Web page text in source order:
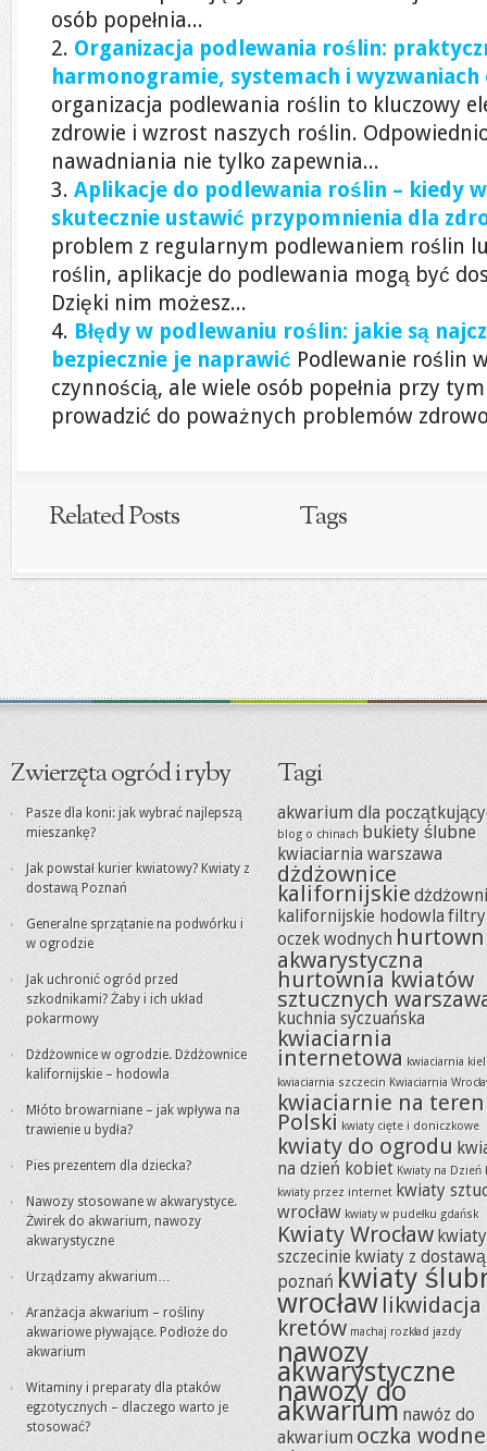
osób popełnia...
Organizacja podlewania roślin:
harmonogramie, systemach i
organizacja podlewania roślin to kluczowy
zdrowie i wzrost naszych roślin.
nawadniania nie tylko zapewnia...
Aplikacje do podlewania roślin – kiedy
skutecznie ustawić przypomnienia dla
problem z regularnym podlewaniem roślin
roślin, aplikacje do podlewania mogą być
Dzięki nim możesz...
Błędy w podlewaniu roślin: jakie są
bezpiecznie je naprawić Podlewanie roślin
czynnością, ale wiele osób popełnia przy
prowadzić do poważnych problemów
Related Posts Tags
Zwierzęta ogród i ryby
Pasze dla koni: jak wybrać najlepszą
mieszankę?
Jak powstał kurier kwiatowy? Kwiaty z
dostawą Poznań
Generalne sprzątanie na podwórku i
w ogrodzie
Jak uchronić ogród przed
szkodnikami? Żaby i ich układ
pokarmowy
Dżdżownice w ogrodzie. Dżdżownice
kalifornijskie – hodowla
Młóto browarniane – jak wpływa na
trawienie u bydła?
Pies prezentem dla dziecka?
Nawozy stosowane w akwarystyce.
Żwirek do akwarium, nawozy
akwarystyczne
Urządzamy akwarium…
Aranżacja akwarium – rośliny
akwariowe pływające. Podłoże do
akwarium
Witaminy i preparaty dla ptaków
egzotycznych – dlaczego warto je
stosować?
Tagi
akwarium dla
blog o chinach bukiety ślubne
kwiaciarnia warszawa
dżdżownice
kalifornijskie
kalifornijskie hodowla filtry
oczek wodnych
akwarystyczna
hurtownia kwiatów
sztucznych
kuchnia syczuańska
kwiaciarnia
internetowa kwiaciarnia
kwiaciarnia szczecin Kwiaciarnia
kwiaciarnie na
Polski kwiaty cięte i doniczkowe
kwiaty do ogrodu
na dzień kobiet Kwiaty na Dzień
kwiaty przez internet kwiaty
wrocław kwiaty w pudełku gdańsk
Kwiaty Wrocław
szczecinie kwiaty z dostawą
poznań kwiaty
wrocław likwidacja
kretów machaj rozkład jazdy
nawozy
akwarystyczne
nawozy do
akwarium nawóz do
akwarium oczka wodne